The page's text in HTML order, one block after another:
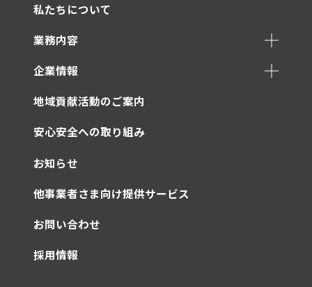
私たちについて
業務内容
企業情報
地域貢献活動のご案内
安心安全への取り組み
お知らせ
他事業者さま向け提供サービス
お問い合わせ
採用情報